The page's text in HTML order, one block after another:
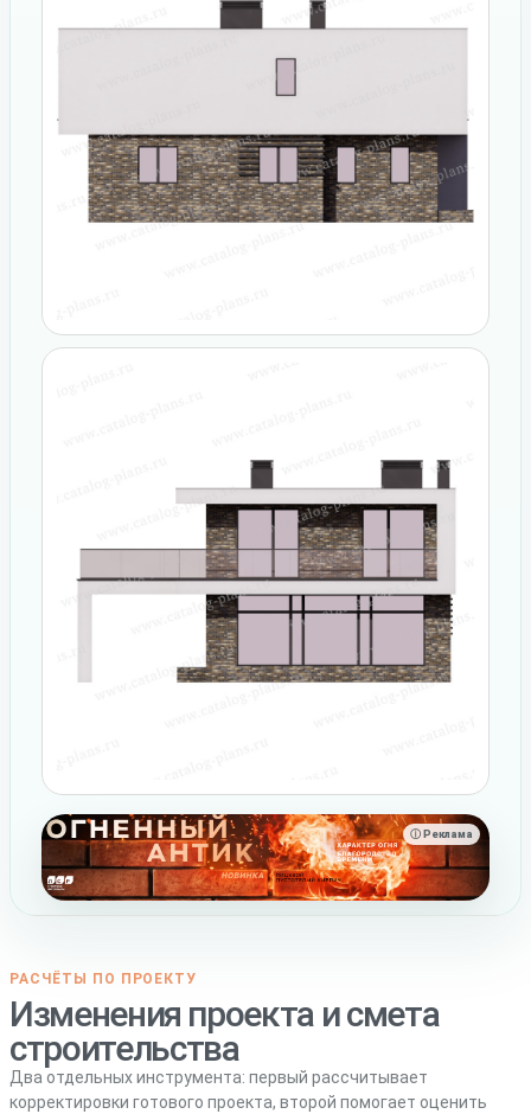
ⓘ Реклама
РАСЧЁТЫ ПО ПРОЕКТУ
Изменения проекта и смета
строительства
Два отдельных инструмента: первый рассчитывает
корректировки готового проекта, второй помогает оценить